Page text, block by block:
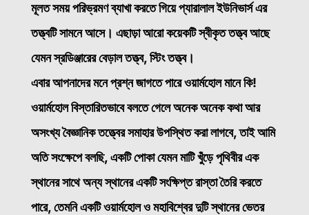
মূলত সময় পরিভ্রমণ ব্যাখা করতে গিয়ে প্যারালাল ইউনিভার্স এর
তত্ত্বটি সামনে আসে। এছাড়া আরো কয়েকটি স্বীকৃত তত্ত্ব আছে
যেমন স্রডিঞ্জারের বেড়াল তত্ত্ব, স্টিং তত্ত্ব।
এবার আপনাদের মনে প্রশ্ন জাগতে পারে ওয়ার্মহোল মানে কি!
ওয়ার্মহোল বিস্তারিতভাবে বলতে গেলে অনেক অনেক কথা আর
অসংখ্য বৈজ্ঞানিক তত্ত্বের সমাহার উপস্থিত করা লাগবে, তাই আমি
অতি সংক্ষেপে বলছি, একটি পোকা যেমন মাটি খুঁড়ে পৃথিবীর এক
স্থানের সাথে অন্য স্থানের একটি সংক্ষিপ্ত রাস্তা তৈরি করতে
পারে, তেমনি একটি ওয়ার্মহোল ও মহাবিশ্বের দুটি স্থানের ভেতর